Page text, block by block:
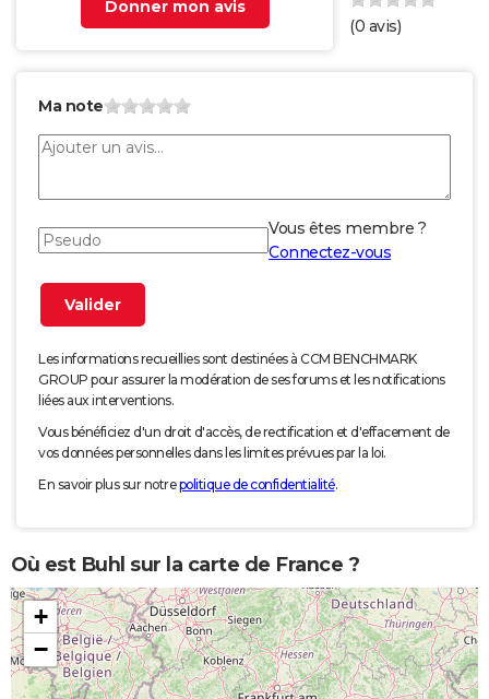
Donner mon avis
(0 avis)
Ma note
Vous êtes membre ?
Connectez-vous
Les informations recueillies sont destinées à CCM BENCHMARK
GROUP pour assurer la modération de ses forums et les notifications
liées aux interventions.
Vous bénéficiez d'un droit d'accès, de rectification et d'effacement de
vos données personnelles dans les limites prévues par la loi.
En savoir plus sur notrepolitique de confidentialité.
Où est Buhl sur la carte de France ?
+
−